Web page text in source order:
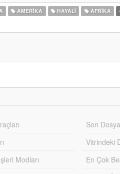
AMERIKA HAYALI AFRIKA
Modları
Son
Vitrindeki
En Çok